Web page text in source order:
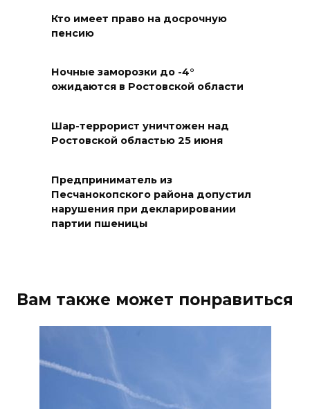
06 августа 2026 18:25
пострадавшим при атаке
БПЛА на Кубани
погибли дети из-за атаки
БПЛА на Кубани
06 августа 2026 16:57
«Лучший школьный педагог-
ВСЕ КАК ЕСТЬ. Политика
Зеленского: ложь, вранье и
Кто имеет право на досрочную
пенсию
Ночные заморозки до -4°
ожидаются в Ростовской области
Шар-террорист уничтожен над
Ростовской областью 25 июня
Предприниматель из
Песчанокопского района допустил
нарушения при декларировании
партии пшеницы
Вам также может понравиться